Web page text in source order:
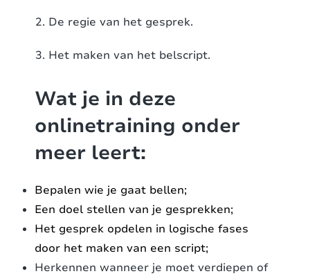
De regie van het gesprek.
Het maken van het belscript.
Wat je in deze
onlinetraining onder
meer leert:
Bepalen wie je gaat bellen;
Een doel stellen van je gesprekken;
Het gesprek opdelen in logische fases
door het maken van een script;
Herkennen wanneer je moet verdiepen of